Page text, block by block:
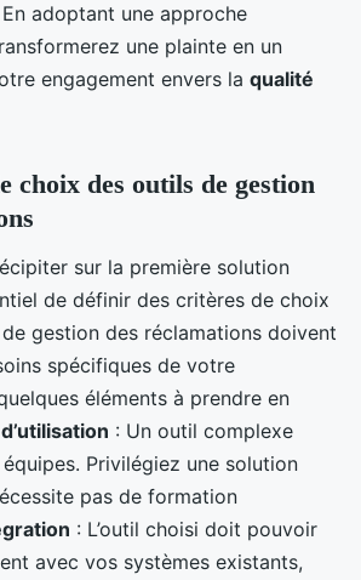
En adoptant une approche
une plainte en un
engagement envers la qualité
choix des outils de gestion
sur la première solution
de définir des critères de choix
gestion des réclamations doivent
spécifiques de votre
éléments à prendre en
: Un outil complexe
Privilégiez une solution
pas de formation
: L’outil choisi doit pouvoir
avec vos systèmes existants,